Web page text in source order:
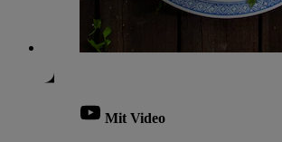
Mit Video